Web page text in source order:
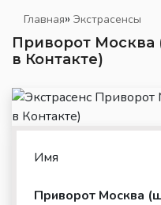
Главная» Экстрасенсы
Приворот Москва
в Контакте)
Имя
Приворот Москва